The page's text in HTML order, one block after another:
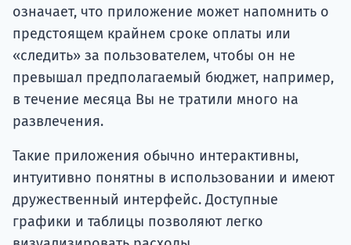
означает, что приложение может напомнить о
предстоящем крайнем сроке оплаты или
«следить» за пользователем, чтобы он не
превышал предполагаемый бюджет, например,
в течение месяца Вы не тратили много на
развлечения.
Такие приложения обычно интерактивны,
интуитивно понятны в использовании и имеют
дружественный интерфейс. Доступные
графики и таблицы позволяют легко